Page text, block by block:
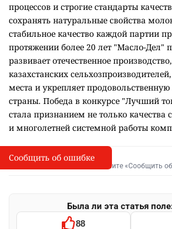
процессов и строгие стандарты
сохранять натуральные свойства
стабильное качество каждой партии
протяжении более 20 лет "Масло-Дел"
развивает отечественное
казахстанских
места и укрепляет продовольственную
страны. Победа в конкурсе "Лучший
стала признанием не только качества
и многолетней системной работы
I
Сообщить об опечатке
Выделите фрагмент и нажмите «Сообщить
Была ли эта статья
88
Сообщить об ошибке